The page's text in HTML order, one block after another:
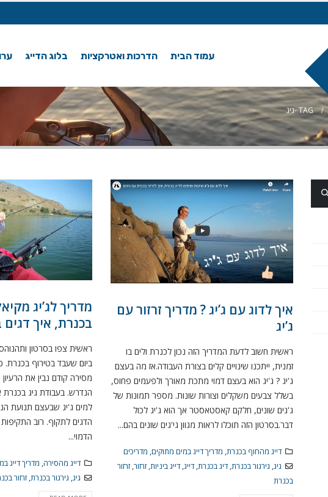
עמוד הבית הדרכות ואטרקציות בלוג הדייג
TAG - גיג
איך לדוג עם ג’יג ? מדריך זרזור עם
ג’יג
ראשית חשוב לדעת המדריך הזה נכון לכנרת ולים בו
זמנית, ייתכנו שינויים קלים בצורת העבודה.אז מה בעצם
ג'יג ? ג'יג הוא בעצם דמוי מתכת מאורך ולפעמים פחוס,
בשלל צבעים משקלים וצורות שונות. מספר תמונות של
ג'גים שונים, חלקם קאסטאסטר אך הוא ג'יג לכול
דבר.בסרטון הזה תוכלו לראות מגוון גי'גים שונים בהם...
דייג מהחוף בכנרת, מדריך דייג במים מתוקים, מדריכים
גיג, גירגור בכנרת,דיג בכנרת,דייג,דייג ביניות,זרזור,זרזור
בכנרת
מדריך לג’יג
בכנרת, איך דגים
ביום שעבד בטירוף בכנרת.
מסירה קודם נבין את
הנדרש. בעבודת גיג בכנרת
למים ג'יג שבעצם תנועת
הדגים לתקוף. רוב
הדמוי...
דייג מהסירה, מדריך דייג
גיג, גירגור בכנרת, זרזור